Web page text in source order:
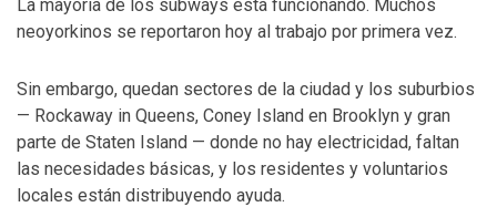
La mayoría de los subways está funcionando. Muchos
neoyorkinos se reportaron hoy al trabajo por primera vez.
Sin embargo, quedan sectores de la ciudad y los suburbios
— Rockaway in Queens, Coney Island en Brooklyn y gran
parte de Staten Island — donde no hay electricidad, faltan
las necesidades básicas, y los residentes y voluntarios
locales están distribuyendo ayuda.